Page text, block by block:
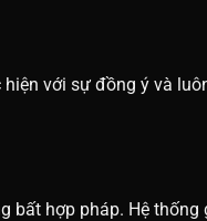
với sự đồng ý và
bất hợp pháp. Hệ